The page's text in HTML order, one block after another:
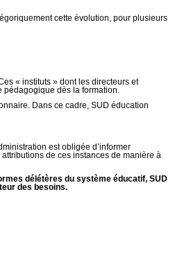
cette évolution, pour plusieurs
« instituts » dont les directeurs et
pédagogique dès la formation.
Dans ce cadre, SUD éducation
est obligée d’informer
de ces instances de manière à
délétères du système éducatif, SUD
des besoins.